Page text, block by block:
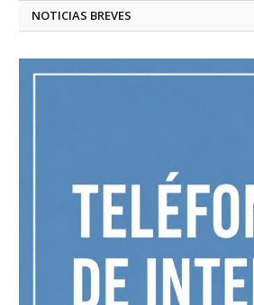
NOTICIAS BREVES